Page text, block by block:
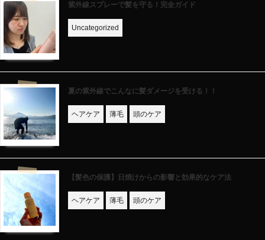
紫外線スプレーで髪を守る！完全ガイド
Uncategorized
夏の紫外線でこんなに髪ダメージを受ける！！
ヘアケア 薄毛 頭のケア
【髪色の保護】日焼けからの影響と効果的なケア法
ヘアケア 薄毛 頭のケア